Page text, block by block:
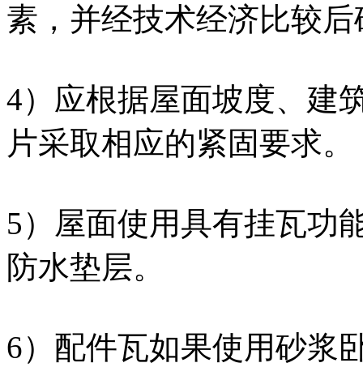
素，并经技术经济比较
4）应根据屋面坡度、建
片采取相应的紧固要求。
5）屋面使用具有挂瓦功
防水垫层。
6）配件瓦如果使用砂浆